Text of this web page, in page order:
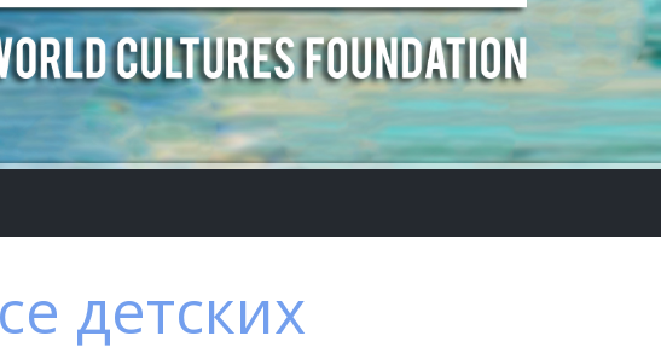
детских